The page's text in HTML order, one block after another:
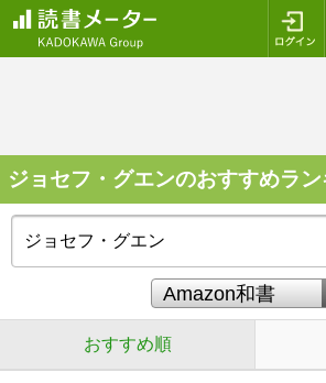
ジョセフ・グエンのおすすめラ
おすすめ順